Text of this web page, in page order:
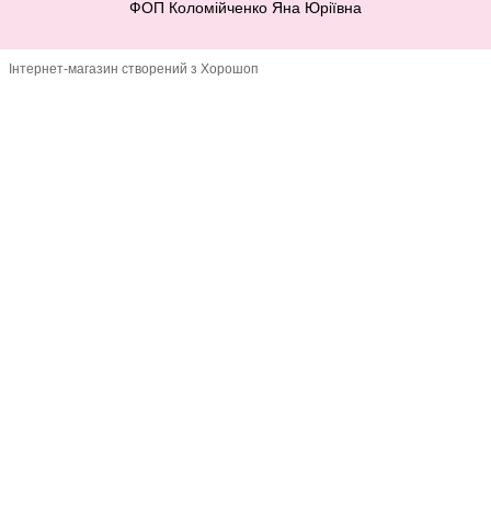
ФОП Коломійченко Яна Юріївна
Інтернет-магазин створений з Хорошоп